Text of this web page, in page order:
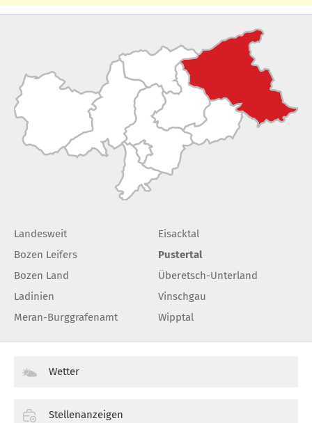
Landesweit
Bozen Leifers
Bozen Land
Ladinien
Meran-Burggrafenamt
Eisacktal
Pustertal
Überetsch-Unterland
Vinschgau
Wipptal
Wetter
Stellenanzeigen